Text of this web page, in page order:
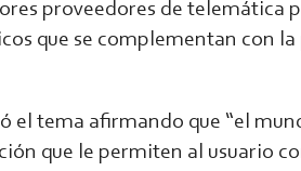
proveedores de telemática
que se complementan con
el tema afirmando que “el
que le permiten al usuario